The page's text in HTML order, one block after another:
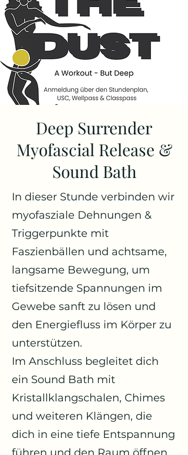
Deep Surrender
Myofascial Release &
Sound Bath
In dieser Stunde verbinden wir
myofasziale Dehnungen &
Triggerpunkte mit
Faszienbällen und achtsame,
langsame Bewegung, um
tiefsitzende Spannungen im
Gewebe sanft zu lösen und
den Energiefluss im Körper zu
unterstützen.
Im Anschluss begleitet dich
ein Sound Bath mit
Kristallklangschalen, Chimes
und weiteren Klängen, die
dich in eine tiefe Entspannung